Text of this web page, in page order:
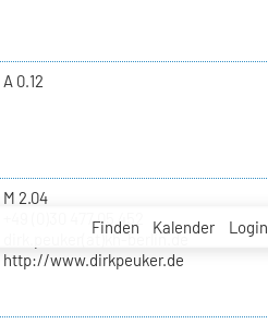
Finden Kalender Login
A 0.12
M 2.04
+49 (0)30 477 05 452
dirk.peuker(at)kh-berlin.de
http://www.dirkpeuker.de